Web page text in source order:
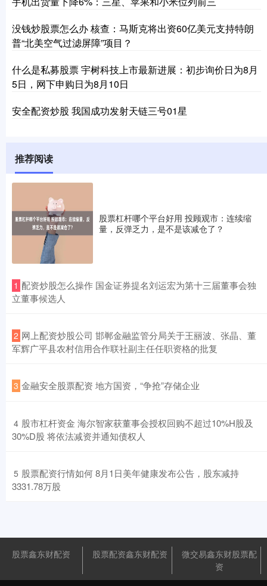
没钱炒股票怎么办 核查：马斯克将出资60亿美元支持特朗
普“北美空气过滤屏障”项目？
什么是私募股票 宇树科技上市最新进展：初步询价日为8月
5日，网下申购日为8月10日
安全配资炒股 我国成功发射天链三号01星
推荐阅读
股票杠杆哪个平台好用 投顾观市：连续缩
量，反弹乏力，是不是该减仓了？
1 ​配资炒股怎么操作 国金证券提名刘运宏为第十三届董事会独
立董事候选人
2 ​网上配资炒股公司 邯郸金融监管分局关于王丽波、张晶、董
军辉广平县农村信用合作联社副主任任职资格的批复
3 ​金融安全股票配资 地方国资，“争抢”存储企业
4 ​股市杠杆资金 海尔智家获董事会授权回购不超过10%H股及
30%D股 将依法减资并通知债权人
5 ​股票配资行情如何 8月1日美年健康发布公告，股东减持
3331.78万股
股票鑫东财配资 股票配资鑫东财配资
微交易鑫东财股票配
资